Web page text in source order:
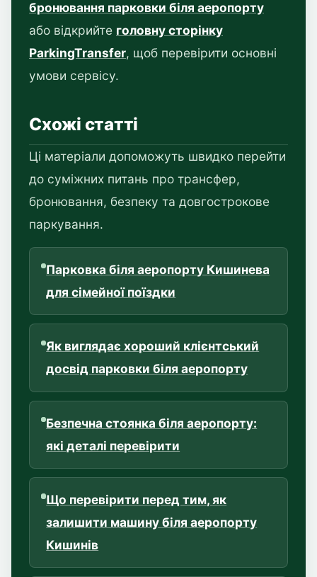
бронювання парковки біля аеропорту
або відкрийте головну сторінку
ParkingTransfer, щоб перевірити основні
умови сервісу.
Схожі статті
Ці матеріали допоможуть швидко перейти
до суміжних питань про трансфер,
бронювання, безпеку та довгострокове
паркування.
Парковка біля аеропорту Кишинева
для сімейної поїздки
Як виглядає хороший клієнтський
досвід парковки біля аеропорту
Безпечна стоянка біля аеропорту:
які деталі перевірити
Що перевірити перед тим, як
залишити машину біля аеропорту
Кишинів